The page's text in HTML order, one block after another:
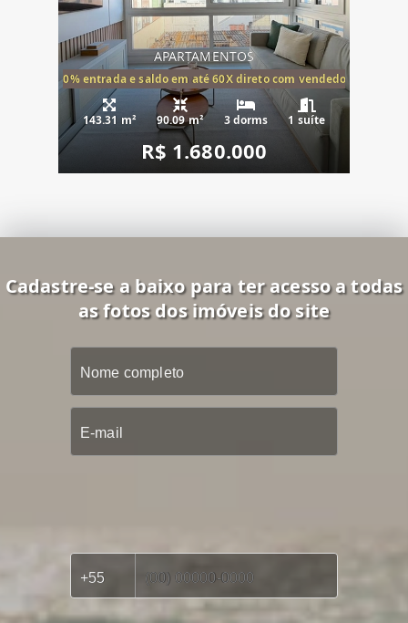
APARTAMENTOS
20% entrada e saldo em até 60X direto com vendedor
143.31 m² 90.09 m² 3 dorms 1 suíte
R$ 1.680.000
Cadastre-se a baixo para ter acesso a todas
as fotos dos imóveis do site